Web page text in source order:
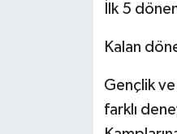
İlk 5
Kalan
Gençlik
farklı